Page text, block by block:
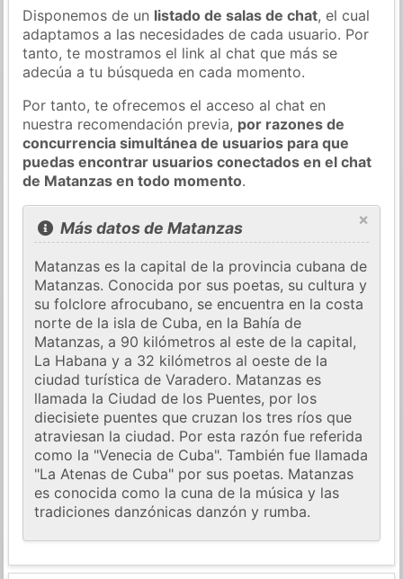
Disponemos de un listado de salas de chat, el cual
adaptamos a las necesidades de cada usuario. Por
tanto, te mostramos el link al chat que más se
adecúa a tu búsqueda en cada momento.
Por tanto, te ofrecemos el acceso al chat en
nuestra recomendación previa, por razones de
concurrencia simultánea de usuarios para que
puedas encontrar usuarios conectados en el chat
de Matanzas en todo momento.
×
Más datos de Matanzas
Matanzas es la capital de la provincia cubana de
Matanzas. Conocida por sus poetas, su cultura y
su folclore afrocubano, se encuentra en la costa
norte de la isla de Cuba, en la Bahía de
Matanzas, a 90 kilómetros al este de la capital,
La Habana y a 32 kilómetros al oeste de la
ciudad turística de Varadero. Matanzas es
llamada la Ciudad de los Puentes, por los
diecisiete puentes que cruzan los tres ríos que
atraviesan la ciudad. Por esta razón fue referida
como la "Venecia de Cuba". También fue llamada
"La Atenas de Cuba" por sus poetas. Matanzas
es conocida como la cuna de la música y las
tradiciones danzónicas danzón y rumba.